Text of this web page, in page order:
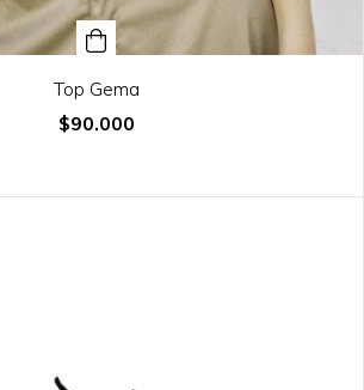
Top Gema
$90.000